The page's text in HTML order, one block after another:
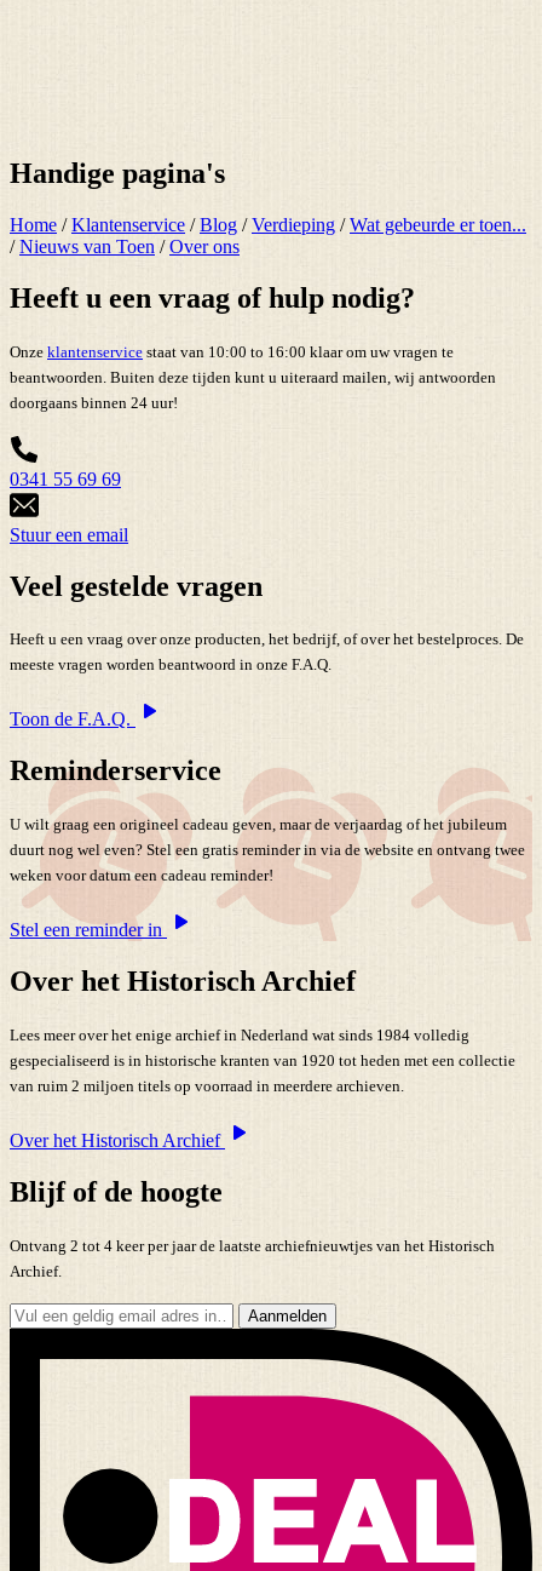
Handige pagina's
Home /Klantenservice /Blog /Verdieping /Wat gebeurde er toen...
/Nieuws van Toen /Over ons
Heeft u een vraag of hulp nodig?
Onze klantenservice staat van 10:00 to 16:00 klaar om uw vragen te
beantwoorden. Buiten deze tijden kunt u uiteraard mailen, wij antwoorden
doorgaans binnen 24 uur!
0341 55 69 69
Stuur een email
Veel gestelde vragen
Heeft u een vraag over onze producten, het bedrijf, of over het bestelproces. De
meeste vragen worden beantwoord in onze F.A.Q.
Toon de F.A.Q.
Reminderservice
U wilt graag een origineel cadeau geven, maar de verjaardag of het jubileum
duurt nog wel even? Stel een gratis reminder in via de website en ontvang twee
weken voor datum een cadeau reminder!
Stel een reminder in
Over het Historisch Archief
Lees meer over het enige archief in Nederland wat sinds 1984 volledig
gespecialiseerd is in historische kranten van 1920 tot heden met een collectie
van ruim 2 miljoen titels op voorraad in meerdere archieven.
Over het Historisch Archief
Blijf of de hoogte
Ontvang 2 tot 4 keer per jaar de laatste archiefnieuwtjes van het Historisch
Archief.
Aanmelden